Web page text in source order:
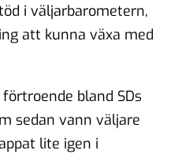
i väljarbarometern,
att kunna växa med
bland SDs
sedan vann väljare
lite igen i